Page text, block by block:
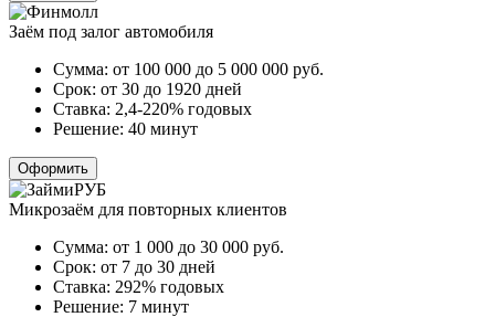
Заём под залог автомобиля
Сумма: от 100 000 до 5 000 000 руб.
Срок: от 30 до 1920 дней
Ставка: 2,4-220% годовых
Решение: 40 минут
Оформить
Микрозаём для повторных клиентов
Сумма: от 1 000 до 30 000 руб.
Срок: от 7 до 30 дней
Ставка: 292% годовых
Решение: 7 минут